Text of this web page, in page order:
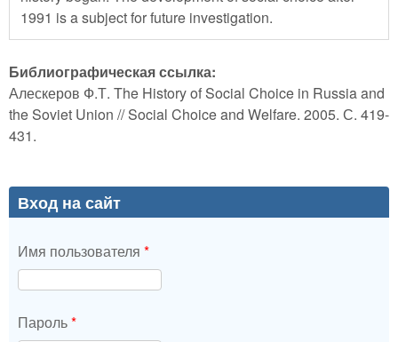
1991 is a subject for future investigation.
Библиографическая ссылка:
Алескеров Ф.Т. The History of Social Choice in Russia and
the Soviet Union // Social Choice and Welfare. 2005. С. 419-
431.
Вход на сайт
Имя пользователя *
Пароль*